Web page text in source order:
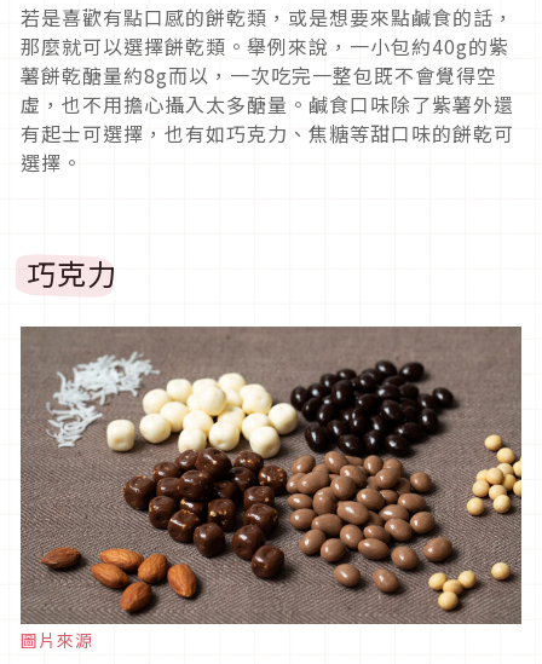
若是喜歡有點口感的餅乾類，或是想要來點鹹食的話，
那麼就可以選擇餅乾類。舉例來說，一小包約40g的紫
薯餅乾醣量約8g而以，一次吃完一整包既不會覺得空
虛，也不用擔心攝入太多醣量。鹹食口味除了紫薯外還
有起士可選擇，也有如巧克力、焦糖等甜口味的餅乾可
選擇。
巧克力
圖片來源